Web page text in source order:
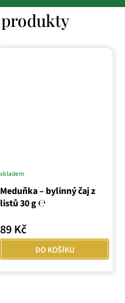
Meduňka – bylinný čaj z
listů 30 g ℮
skladem
89 Kč
DO KOŠÍKU